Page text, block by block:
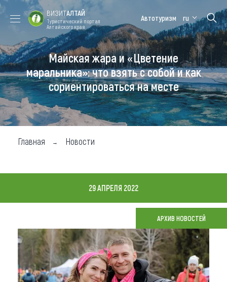
Форум VISIT
Цветение
маральника
Медицинский
форум
Алтайская
зимовка
Туры
Где побывать
Чем заняться
Карта
Что привезти (сувениры)
О регионе
ВИЗИТАЛТАЙ
Туристический портал
Алтайского края
Автотуризм ru
Майская жара и «Цветение
маральника»: что взять с собой и как
сориентироваться на месте
Главная Новости
29 АПРЕЛЯ 2022
АРХИВ НОВОСТЕЙ